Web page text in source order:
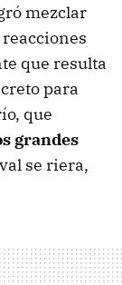
mezclar
que resulta
para
que
grandes
se riera,